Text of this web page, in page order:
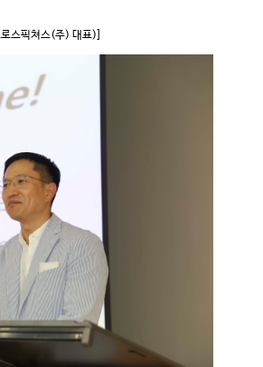
스픽쳐스(주) 대표)]